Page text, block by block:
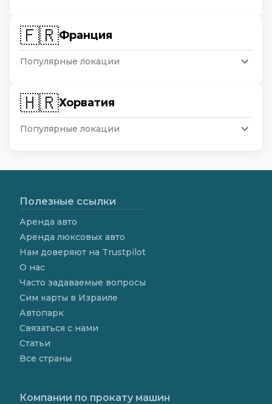
🇫🇷Франция
Популярные локации
🇭🇷Хорватия
Популярные локации
Полезные ссылки
Аренда авто
Аренда люксовых авто
Нам доверяют на Trustpilot
О нас
Часто задаваемые вопросы
Сим карты в Израиле
Автопарк
Связаться с нами
Статьи
Все страны
Компании по прокату машин